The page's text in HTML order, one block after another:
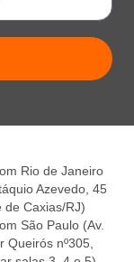
Rio de Janeiro
Azevedo, 45
de Caxias/RJ)
São Paulo (Av.
Queirós nº305,